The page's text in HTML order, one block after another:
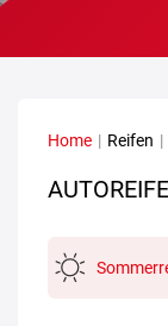
Home | Reifen |